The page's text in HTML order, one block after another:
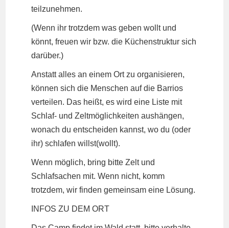
teilzunehmen.
(Wenn ihr trotzdem was geben wollt und
könnt, freuen wir bzw. die Küchenstruktur sich
darüber.)
Anstatt alles an einem Ort zu organisieren,
können sich die Menschen auf die Barrios
verteilen. Das heißt, es wird eine Liste mit
Schlaf- und Zeltmöglichkeiten aushängen,
wonach du entscheiden kannst, wo du (oder
ihr) schlafen willst(wollt).
Wenn möglich, bring bitte Zelt und
Schlafsachen mit. Wenn nicht, komm
trotzdem, wir finden gemeinsam eine Lösung.
INFOS ZU DEM ORT